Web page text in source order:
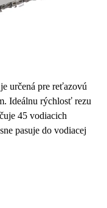
určená pre reťazovú
Ideálnu rýchlosť rezu
45 vodiacich
pasuje do vodiacej